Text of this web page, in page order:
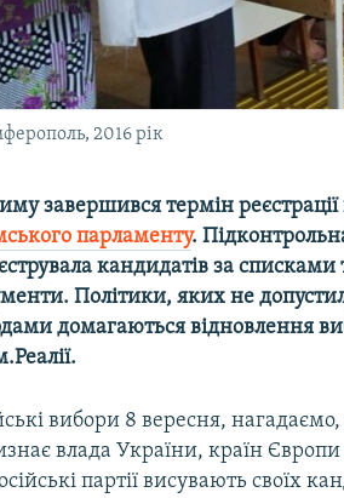
2016 рік
завершився термін
парламенту.
кандидатів за
Політики, яких не
домагаються відновлення
вибори 8 вересня,
влада України, країн
партії висувають своїх